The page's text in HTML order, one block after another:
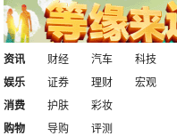
资讯 财经 汽车
科技
娱乐
证券 理财 宏观
消费
护肤
彩妆
购物
导购 评测